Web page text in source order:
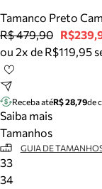
Tamanco
Tênis
Mule
Tire dúvidas
Meus pedidos
Acompanhe
Tamanco Preto
R$ 479,90
ou 2x de R$119,95
Receba atéR$ 28,79de
Saiba mais
Tamanhos
GUIA DE
33
34